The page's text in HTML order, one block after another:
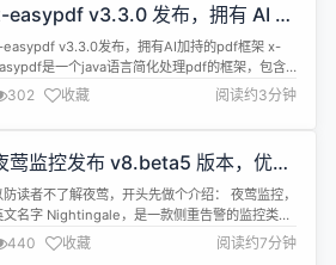
系统资源充足的情况下，主从突然延迟，而且持续
长，我们通过SHOW ...
easypdf v3.3.0 发布，拥有 AI 加
的 pdf 框架
v3.3.0发布，拥有AI加持的pdf框架 x-
是一个java语言简化处理pdf的框架，包含
模块与pdfbox模块，fop模块以创建功能为主，
基于xsl-fo模板生成pdf文档，以数据源的方式进行
板渲染；pdfbox模块以编辑功能为主，对标准的
如下： 新特性： 【...
302 收藏 阅读约3分钟
莺监控发布 v8.beta5 版本，优化
，新增接口认证方式便于鉴权
防读者不了解夜莺，开头先做个介绍： 夜莺监控，
文名字 Nightingale，是一款侧重告警的监控类开
项目。类似 Grafana 的数据源集成方式，夜莺也是
对接多种既有的数据源，不过 Grafana 侧重在可视
440 收藏 阅读约7分钟